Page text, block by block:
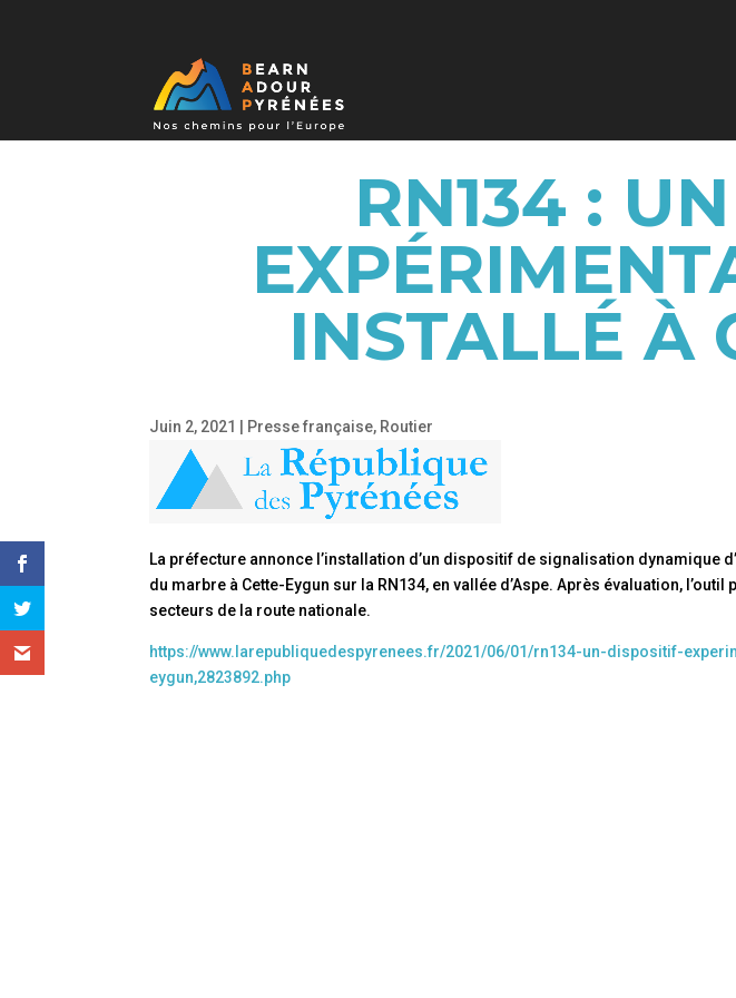
RN134 :
INSTALLÉ À
Juin 2, 2021 Presse française, Routier
La préfecture annonce l’installation d’un dispositif de signalisation dynamique
du marbre à Cette-Eygun sur la RN134, en vallée d’Aspe. Après évaluation,
secteurs de la route nationale.
https://www.larepubliquedespyrenees.fr/2021/06/01/rn134-un-dispositif-
eygun,2823892.php